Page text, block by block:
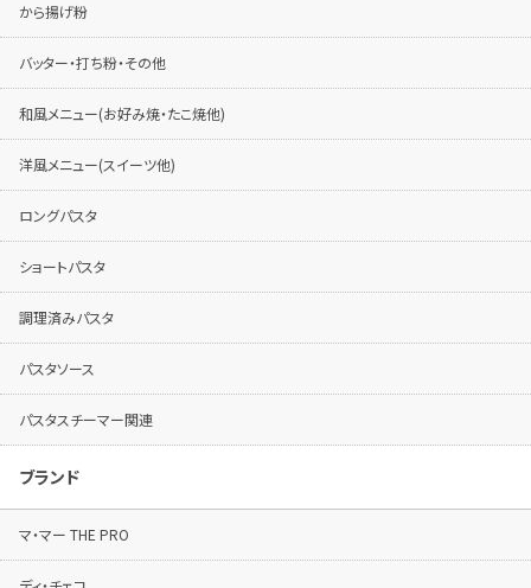
から揚げ粉
バッター・打ち粉・その他
和風メニュー(お好み焼・たこ焼他)
洋風メニュー(スイーツ他)
ロングパスタ
ショートパスタ
調理済みパスタ
パスタソース
パスタスチーマー関連
ブランド
マ・マー THE PRO